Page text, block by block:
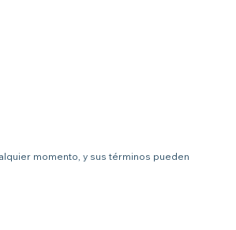
momento, y sus términos pueden